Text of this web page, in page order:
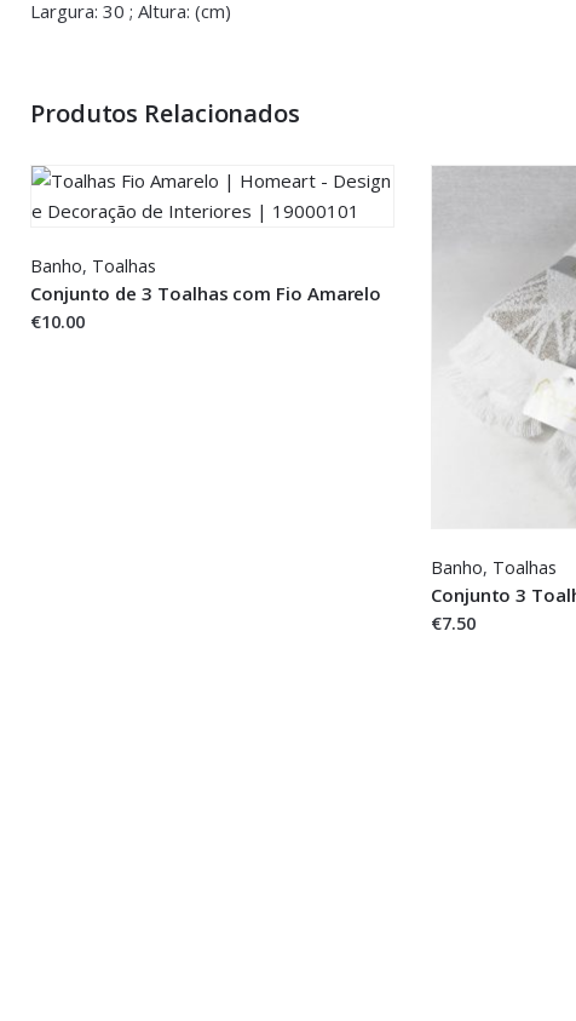
Largura: 30 ; Altura: (cm)
You must be <a href="https://www.homeart.pt/minha-conta/
Produtos Relacionados
Banho, Toalhas
Conjunto de 3 Toalhas com Fio Amarelo
€10.00
Banho, Toalhas
Conjunto 3
€7.50